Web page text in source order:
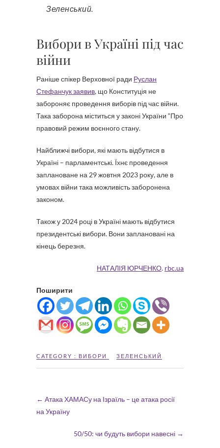
Зеленський.
Вибори в Україні під час
війни
Раніше спікер Верховної ради Руслан
Стефанчук заявив, що Конституція не
забороняє проведення виборів під час війни.
Така заборона міститься у законі України “Про
правовий режим воєнного стану.
Найближчі вибори, які мають відбутися в
Україні – парламентські. Їхнє проведення
заплановане на 29 жовтня 2023 року, але в
умовах війни така можливість заборонена
законом.
Також у 2024 році в Україні мають відбутися
президентські вибори. Вони заплановані на
кінець березня.
НАТАЛІЯ ЮРЧЕНКО. rbc.ua
Поширити
CATEGORY : ВИБОРИ ЗЕЛЕНСЬКИЙ
← Атака ХАМАСу на Ізраїль – це атака росії
на Україну
50/50: чи будуть вибори навесні →